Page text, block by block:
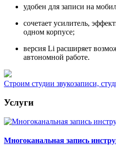
удобен для записи на
сочетает усилитель,
одном корпусе;
версия Li расширяет
автономной работе.
Строим студии звукозаписи,
Услуги
Многоканальная запись